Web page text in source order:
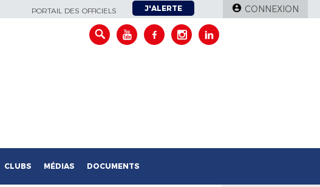
PORTAIL DES OFFICIELS J'ALERTE CONNEXION
CLUBS MÉDIAS DOCUMENTS